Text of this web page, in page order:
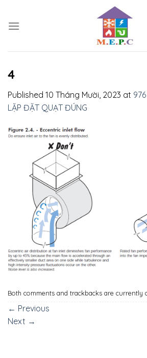
content
4
Published 10 Tháng Mười, 2023 at
LẶP ĐẶT QUẠT ĐÚNG
Both comments and trackbacks are currently
← Previous
Next →